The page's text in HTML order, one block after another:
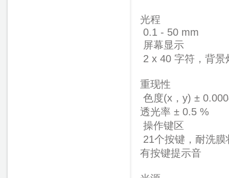
光程
0.1 - 50 mm
屏幕显示
2 x 40 字符，背景
重现性
色度(x，y) ±
透光率 ± 0.5 %
操作键区
21个按键，耐洗膜
有按键提示音